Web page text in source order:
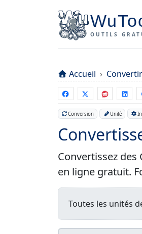
OUTILS
Accueil Convertir
Conversion Unité
Convertissez des
en ligne gratuit.
Toutes les unités